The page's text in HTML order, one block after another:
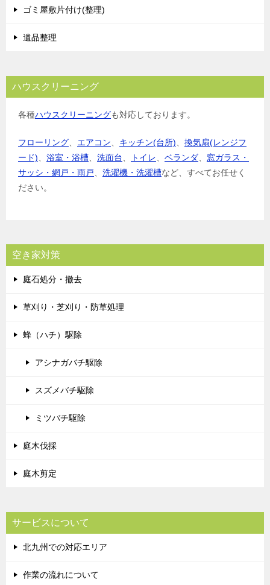
ゴミ屋敷片付け(整理)
遺品整理
ハウスクリーニング
各種ハウスクリーニングも対応しております。
フローリング エアコン キッチン(台所)
換気扇(レンジフ
ード)
浴室・浴槽 洗面台 トイレ ベランダ
窓ガラス・
サッシ・網戸・雨戸
洗濯機・洗濯槽など、すべてお任せく
ださい。
空き家対策
庭石処分・撤去
草刈り・芝刈り・防草処理
蜂（ハチ）駆除
アシナガバチ駆除
スズメバチ駆除
ミツバチ駆除
庭木伐採
庭木剪定
サービスについて
北九州での対応エリア
作業の流れについて